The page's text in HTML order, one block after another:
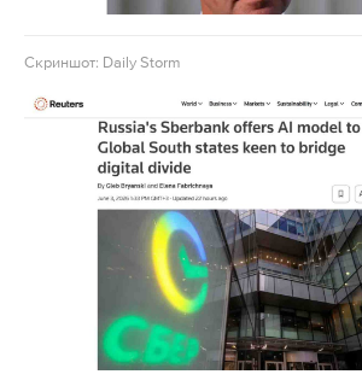
Скриншот: Daily Storm